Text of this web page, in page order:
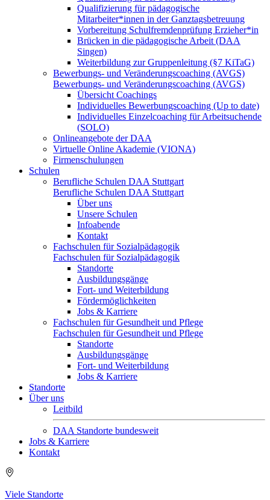
Qualifizierung für pädagogische
Mitarbeiter*innen in der Ganztagsbetreuung
Vorbereitung Schulfremdenprüfung Erzieher*in
Brücken in die pädagogische Arbeit (DAA
Singen)
Weiterbildung zur Gruppenleitung (§7 KiTaG)
Bewerbungs- und Veränderungscoaching (AVGS)
Bewerbungs- und Veränderungscoaching (AVGS)
Übersicht Coachings
Individuelles Bewerbungscoaching (Up to date)
Individuelles Einzelcoaching für Arbeitsuchende
(SOLO)
Onlineangebote der DAA
Virtuelle Online Akademie (VIONA)
Firmenschulungen
Schulen
Berufliche Schulen DAA Stuttgart
Berufliche Schulen DAA Stuttgart
Über uns
Unsere Schulen
Infoabende
Kontakt
Fachschulen für Sozialpädagogik
Fachschulen für Sozialpädagogik
Standorte
Ausbildungsgänge
Fort- und Weiterbildung
Fördermöglichkeiten
Jobs & Karriere
Fachschulen für Gesundheit und Pflege
Fachschulen für Gesundheit und Pflege
Standorte
Ausbildungsgänge
Fort- und Weiterbildung
Jobs & Karriere
Standorte
Über uns
Leitbild
DAA Standorte bundesweit
Jobs & Karriere
Kontakt
Viele Standorte